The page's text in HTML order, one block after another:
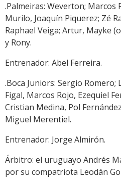
.Palmeiras: Weverton; Marcos
Murilo, Joaquín Piquerez; Zé
Raphael Veiga; Artur, Mayke
y Rony.
Entrenador: Abel Ferreira.
.Boca Juniors: Sergio Romero;
Figal, Marcos Rojo, Ezequiel
Cristian Medina, Pol
Miguel Merentiel.
Entrenador: Jorge Almirón.
Árbitro: el uruguayo Andrés
por su compatriota Leodán